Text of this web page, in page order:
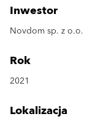
Inwestor
Novdom sp. z o.o.
Rok
2021
Lokalizacja